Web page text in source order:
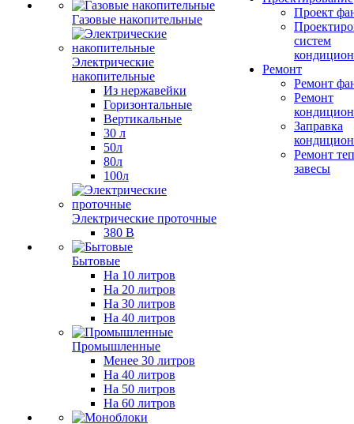
Газовые накопительные
Электрические
накопительные
Из нержавейки
Горизонтальные
Вертикальные
30 л
50л
80л
100л
Электрические проточные
380 В
Бытовые
На 10 литров
На 20 литров
На 30 литров
На 40 литров
Промышленные
Менее 30 литров
На 40 литров
На 50 литров
На 60 литров
Проект
систем
Ремонт
Ремонт
Ремонт
Заправка
Ремонт
завесы